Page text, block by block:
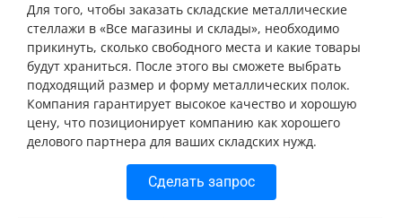
Для того, чтобы заказать складские металлические
стеллажи в «Все магазины и склады», необходимо
прикинуть, сколько свободного места и какие товары
будут храниться. После этого вы сможете выбрать
подходящий размер и форму металлических полок.
Компания гарантирует высокое качество и хорошую
цену, что позиционирует компанию как хорошего
делового партнера для ваших складских нужд.
Сделать запрос